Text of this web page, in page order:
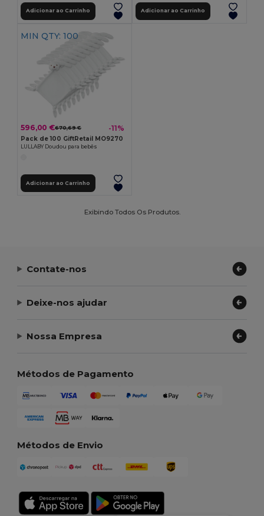
Adicionar ao Carrinho Adicionar ao Carrinho
MIN QTY: 100
596,00 €670,69 € -11%
Pack de 100 GiftRetail MO9270
LULLABY Doudou para bebês
Adicionar ao Carrinho
Exibindo Todos Os Produtos.
Contate-nos
Deixe-nos ajudar
Nossa Empresa
Métodos de Pagamento
Métodos de Envio